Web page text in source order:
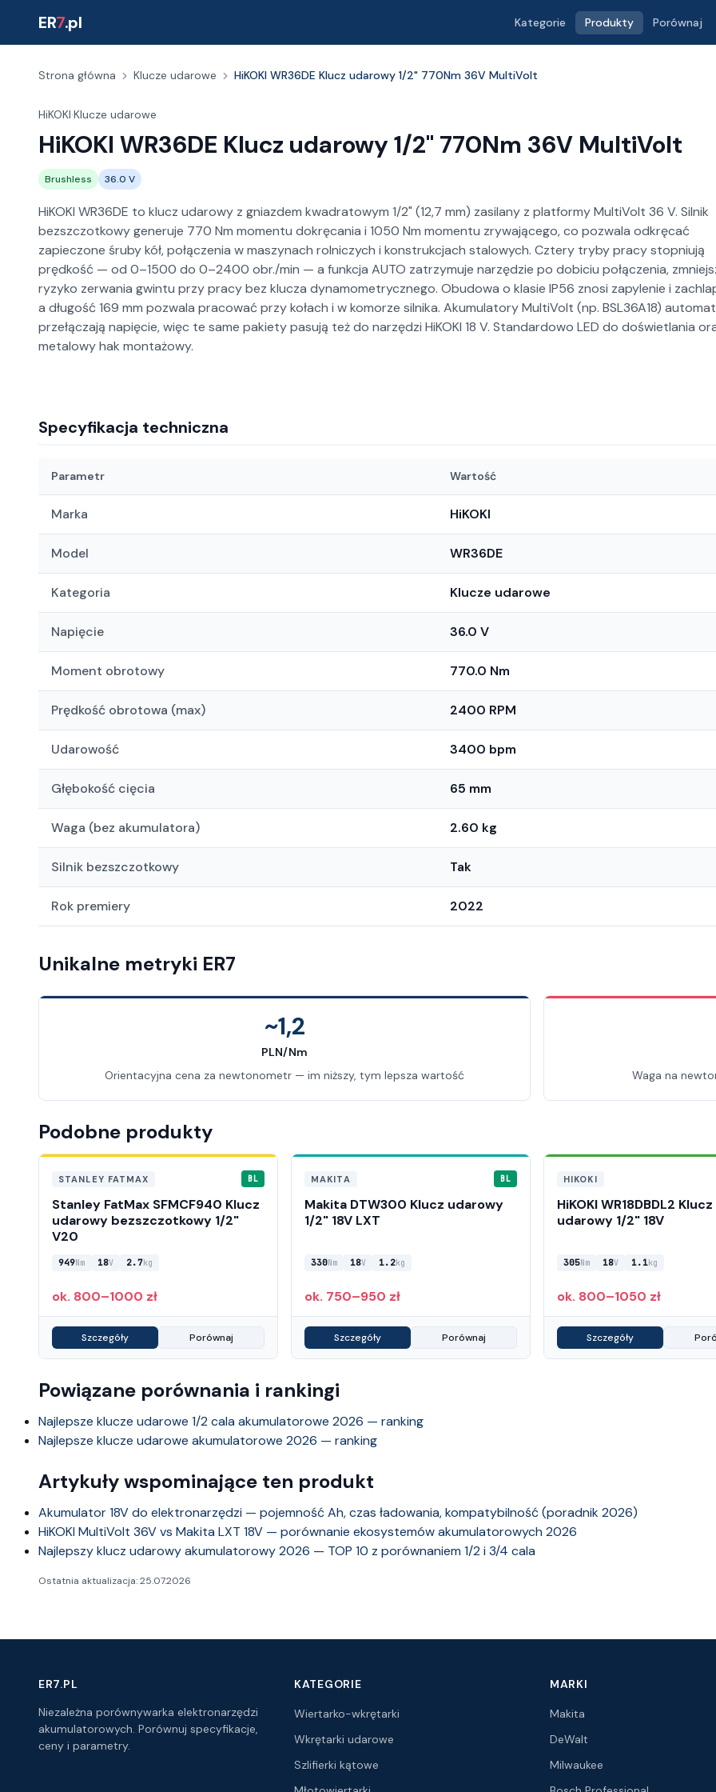
ER7.pl Kategorie Produkty Porównaj
Strona główna Klucze udarowe HiKOKI WR36DE Klucz udarowy 1/2" 770Nm 36V MultiVolt
HiKOKI·Klucze udarowe
HiKOKI WR36DE Klucz udarowy 1/2" 770Nm 36V MultiVolt
Brushless 36.0 V
HiKOKI WR36DE to klucz udarowy z gniazdem kwadratowym 1/2" (12,7 mm) zasilany z platformy MultiVolt 36 V. Silnik
bezszczotkowy generuje 770 Nm momentu dokręcania i 1050 Nm momentu zrywającego, co pozwala odkręcać
zapieczone śruby kół, połączenia w maszynach rolniczych i konstrukcjach stalowych. Cztery tryby pracy stopniują
prędkość — od 0–1500 do 0–2400 obr./min — a funkcja AUTO zatrzymuje narzędzie po dobiciu połączenia,
ryzyko zerwania gwintu przy pracy bez klucza dynamometrycznego. Obudowa o klasie IP56 znosi zapylenie i
a długość 169 mm pozwala pracować przy kołach i w komorze silnika. Akumulatory MultiVolt (np. BSL36A18)
przełączają napięcie, więc te same pakiety pasują też do narzędzi HiKOKI 18 V. Standardowo LED do doświetlania
metalowy hak montażowy.
Specyfikacja techniczna
Parametr Wartość
Marka HiKOKI
Model WR36DE
Kategoria Klucze udarowe
Napięcie 36.0 V
Moment obrotowy 770.0 Nm
Prędkość obrotowa (max) 2400 RPM
Udarowość 3400 bpm
Głębokość cięcia 65 mm
Waga (bez akumulatora) 2.60 kg
Silnik bezszczotkowy Tak
Rok premiery 2022
Unikalne metryki ER7
~1,2
PLN/Nm
Orientacyjna cena za newtonometr — im niższy, tym lepsza wartość
Waga na
Podobne produkty
STANLEY FATMAX BL
Stanley FatMax SFMCF940 Klucz
udarowy bezszczotkowy 1/2"
V20
949Nm 18V 2.7kg
ok. 800–1000 zł
Szczegóły Porównaj
MAKITA BL
Makita DTW300 Klucz udarowy
1/2" 18V LXT
330Nm 18V 1.2kg
ok. 750–950 zł
Szczegóły Porównaj
HIKOKI
HiKOKI WR18DBDL2 Klucz
udarowy 1/2" 18V
305Nm 18V 1.1kg
ok. 800–1050 zł
Szczegóły
Powiązane porównania i rankingi
Najlepsze klucze udarowe 1/2 cala akumulatorowe 2026 — ranking
Najlepsze klucze udarowe akumulatorowe 2026 — ranking
Artykuły wspominające ten produkt
Akumulator 18V do elektronarzędzi — pojemność Ah, czas ładowania, kompatybilność (poradnik 2026)
HiKOKI MultiVolt 36V vs Makita LXT 18V — porównanie ekosystemów akumulatorowych 2026
Najlepszy klucz udarowy akumulatorowy 2026 — TOP 10 z porównaniem 1/2 i 3/4 cala
Ostatnia aktualizacja: 25.07.2026
ER7.PL
Niezależna porównywarka elektronarzędzi
akumulatorowych. Porównuj specyfikacje,
ceny i parametry.
KATEGORIE
Wiertarko-wkrętarki
Wkrętarki udarowe
Szlifierki kątowe
MARKI
Makita
DeWalt
Milwaukee